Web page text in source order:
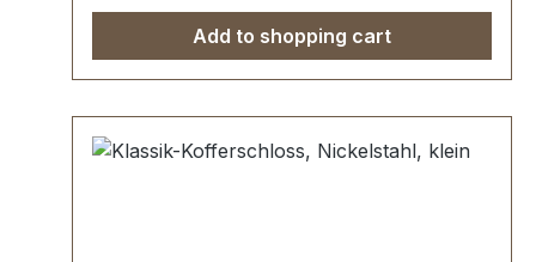
bestehend aus Oberteil (Überfalle) und
Unterteil 1 Stück Schlüssel Lieferung
erfolgt paarweise (L + R)
Add to shopping cart